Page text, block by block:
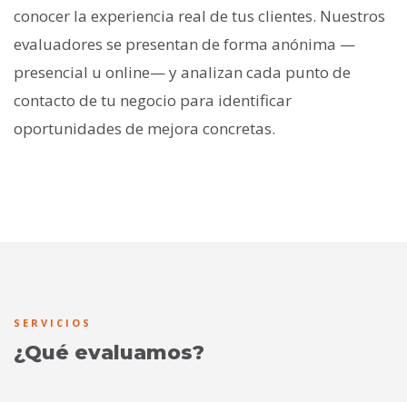
conocer la experiencia real de tus clientes. Nuestros
evaluadores se presentan de forma anónima —
presencial u online— y analizan cada punto de
contacto de tu negocio para identificar
oportunidades de mejora concretas.
SERVICIOS
¿Qué evaluamos?